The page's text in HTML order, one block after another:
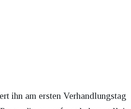
ihn am ersten Verhandlungstag